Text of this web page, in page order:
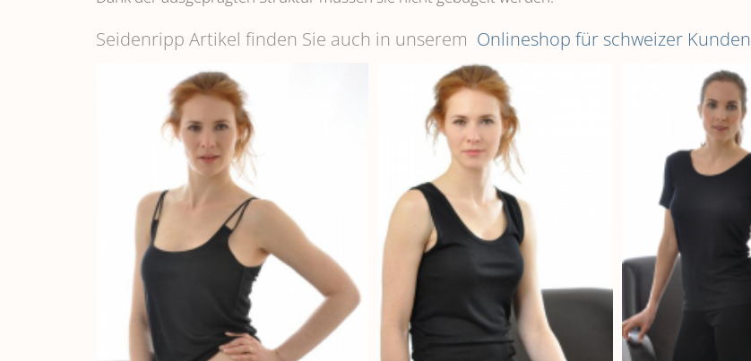
Seidenripp Artikel finden Sie auch in unserem Onlineshop für schweizer Kunden